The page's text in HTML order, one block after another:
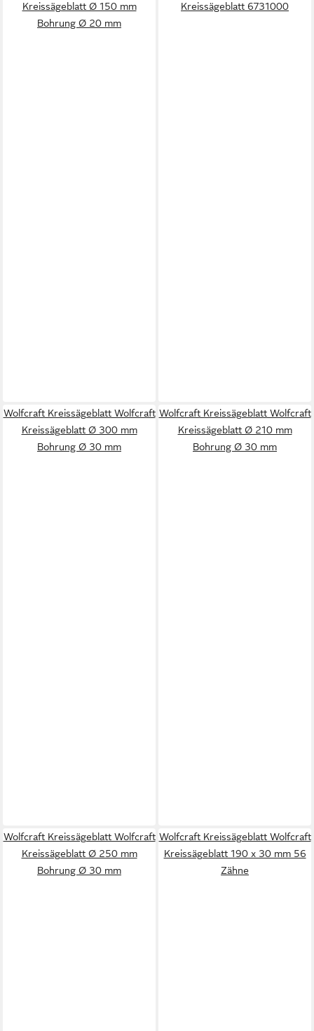
Kreissägeblatt Ø 150 mm
Bohrung Ø 20 mm
Kreissägeblatt 6731000
Wolfcraft Kreissägeblatt Wolfcraft
Kreissägeblatt Ø 300 mm
Bohrung Ø 30 mm
Wolfcraft Kreissägeblatt Wolfcraft
Kreissägeblatt Ø 210 mm
Bohrung Ø 30 mm
Wolfcraft Kreissägeblatt Wolfcraft
Kreissägeblatt Ø 250 mm
Bohrung Ø 30 mm
Wolfcraft Kreissägeblatt Wolfcraft
Kreissägeblatt 190 x 30 mm 56
Zähne